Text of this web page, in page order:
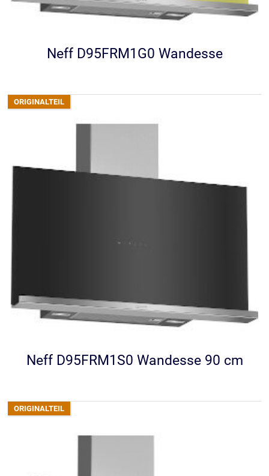
Neff D95FRM1G0 Wandesse
Neff D95FRM1S0 Wandesse 90 cm